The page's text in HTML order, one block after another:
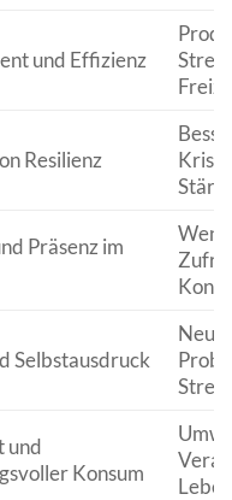
und Effizienz
Resilienz
Präsenz im
Selbstausdruck
Neue
und
Konsum